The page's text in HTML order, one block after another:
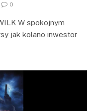
0
W spokojnym
jak kolano inwestor